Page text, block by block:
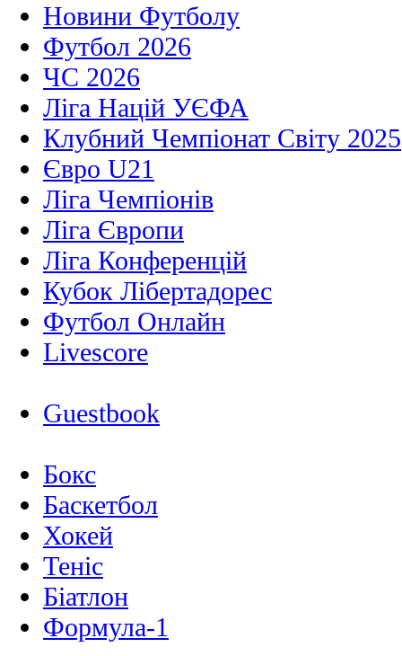
Новини Футболу
Футбол 2026
ЧС 2026
Ліга Націй УЄФА
Клубний Чемпіонат Світу 2025
Євро U21
Ліга Чемпіонів
Ліга Європи
Ліга Конференцій
Кубок Лібертадорес
Футбол Онлайн
Livescore
Guestbook
Бокс
Баскетбол
Хокей
Теніс
Біатлон
Формула-1